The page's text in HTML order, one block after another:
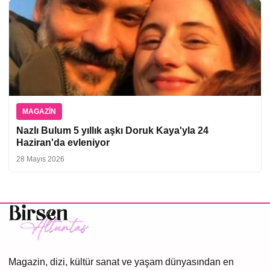
MAGAZIN
Nazlı Bulum 5 yıllık aşkı Doruk Kaya'yla 24
Haziran'da evleniyor
28 Mayıs 2026
Magazin, dizi, kültür sanat ve yaşam dünyasından en